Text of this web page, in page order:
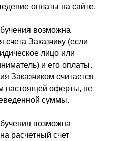
оплаты на сайте.
возможна
Заказчику (если
лицо или
и его оплаты.
Заказчиком считается
настоящей оферты, не
суммы.
возможна
расчетный счет